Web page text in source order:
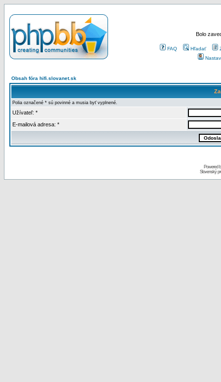
Bolo
FAQ Hľadať
Obsah fóra hifi.slovanet.sk
Polia označené * sú povinné a musia byť vyplnené.
Užívateľ: *
E-mailová adresa: *
Powered
Slovenský